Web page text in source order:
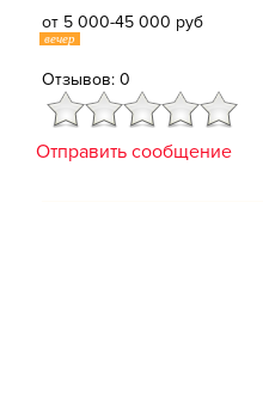
от 5 000-45 000 руб
вечер
Отзывов: 0
Отправить сообщение